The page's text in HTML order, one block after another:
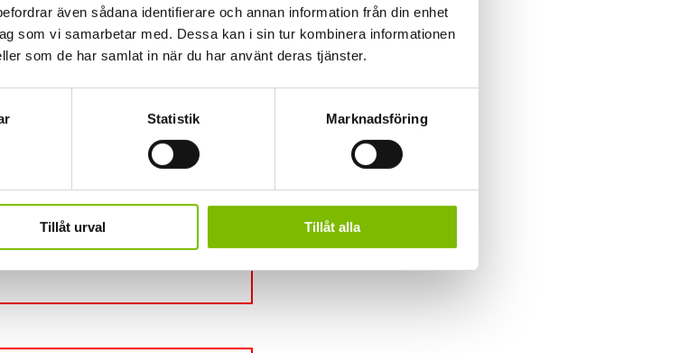
även sådana identifierare och annan information från din enhet
som vi samarbetar med. Dessa kan i sin tur kombinera informationen
som de har samlat in när du har använt deras tjänster.
Statistik Marknadsföring
Tillåt urval Tillåt alla
delen är ännu ej utvecklad.
delen är ännu ej utvecklad.